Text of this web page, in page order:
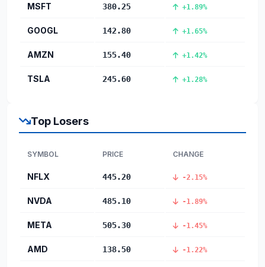
MSFT 380.25 +1.89%
GOOGL 142.80 +1.65%
AMZN 155.40 +1.42%
TSLA 245.60 +1.28%
Top Losers
SYMBOL PRICE CHANGE
NFLX 445.20 -2.15%
NVDA 485.10 -1.89%
META 505.30 -1.45%
AMD 138.50 -1.22%